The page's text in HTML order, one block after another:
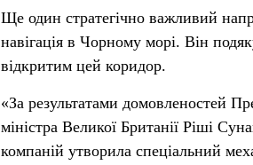
Ще один стратегічно важливий
навігація в Чорному морі. Він
відкритим цей коридор.
«За результатами домовленостей
міністра Великої Британії Ріші
компаній утворила спеціальний